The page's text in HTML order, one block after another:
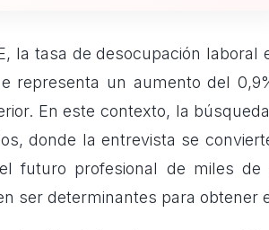
la tasa de desocupación laboral
representa un aumento del
En este contexto, la
donde la entrevista se
futuro profesional de miles de
ser determinantes para obtener